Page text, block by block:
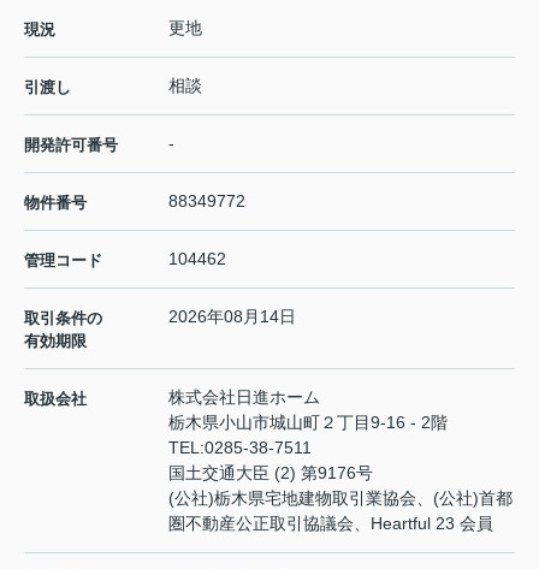
現況 更地
引渡し 相談
開発許可番号 -
物件番号 88349772
管理コード 104462
取引条件の
有効期限
2026年08月14日
取扱会社
株式会社日進ホーム
栃木県小山市城山町２丁目9-16 - 2階
TEL:0285-38-7511
国土交通大臣 (2) 第9176号
(公社)栃木県宅地建物取引業協会、(公社)首都
圏不動産公正取引協議会、Heartful 23 会員